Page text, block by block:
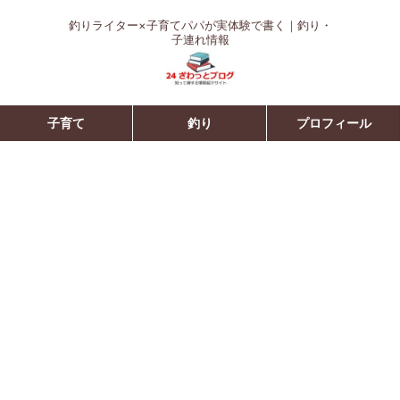
釣りライター×子育てパパが実体験で書く｜釣り・
子連れ情報
子育て 釣り プロフィール